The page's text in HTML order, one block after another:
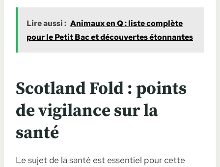
Lire aussi : Animaux en Q : liste complète
pour le Petit Bac et découvertes étonnantes
Scotland Fold : points
de vigilance sur la
santé
Le sujet de la santé est essentiel pour cette